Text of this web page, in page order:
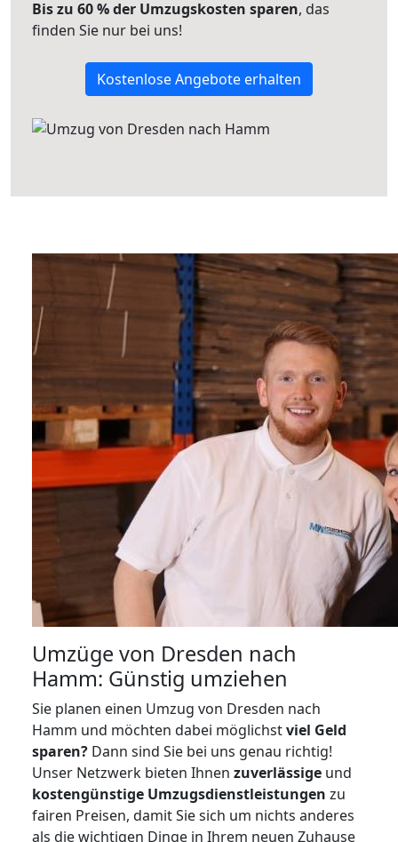
Bis zu 60 % der Umzugskosten sparen, das
finden Sie nur bei uns!
Kostenlose Angebote erhalten
Umzüge von Dresden nach
Hamm: Günstig umziehen
Sie planen einen Umzug von Dresden nach
Hamm und möchten dabei möglichstviel Geld
sparen? Dann sind Sie bei uns genau richtig!
Unser Netzwerk bieten Ihnen zuverlässige und
kostengünstige Umzugsdienstleistungen zu
fairen Preisen, damit Sie sich um nichts anderes
als die wichtigen Dinge in Ihrem neuen Zuhause